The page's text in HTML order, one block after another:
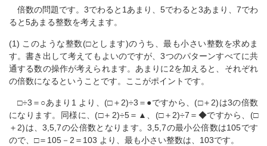
倍数の問題です。3でわると1あまり、5でわると3あまり、7でわ
ると5あまる整数を考えます。
(1) このような整数(□とします)のうち、最も小さい整数を求めま
す。書き出して考えてもよいのですが、3つのパターンすべてに共
通する数の操作が考えられます。あまりに2を加えると、それぞれ
の倍数になるということです。ここがポイントです。
□÷3＝○あまり1 より、(□＋2)÷3＝●ですから、(□＋2)は3の倍数
になります。同様に、(□＋2)÷5＝▲、(□＋2)÷7＝◆ですから、(□
＋2)は、3,5,7の公倍数となります。3,5,7の最小公倍数は105です
ので、□＝105－2＝103 より、最も小さい整数は、103です。